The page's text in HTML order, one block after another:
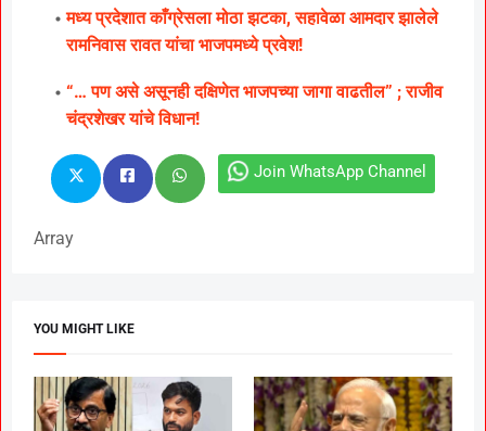
मध्य प्रदेशात काँग्रेसला मोठा झटका, सहावेळा आमदार झालेले
रामनिवास रावत यांचा भाजपमध्ये प्रवेश!
“… पण असे असूनही दक्षिणेत भाजपच्या जागा वाढतील” ; राजीव
चंद्रशेखर यांचे विधान!
Join WhatsApp Channel
Array
YOU MIGHT LIKE